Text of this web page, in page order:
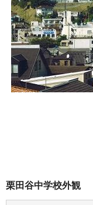
栗田谷中学校外観